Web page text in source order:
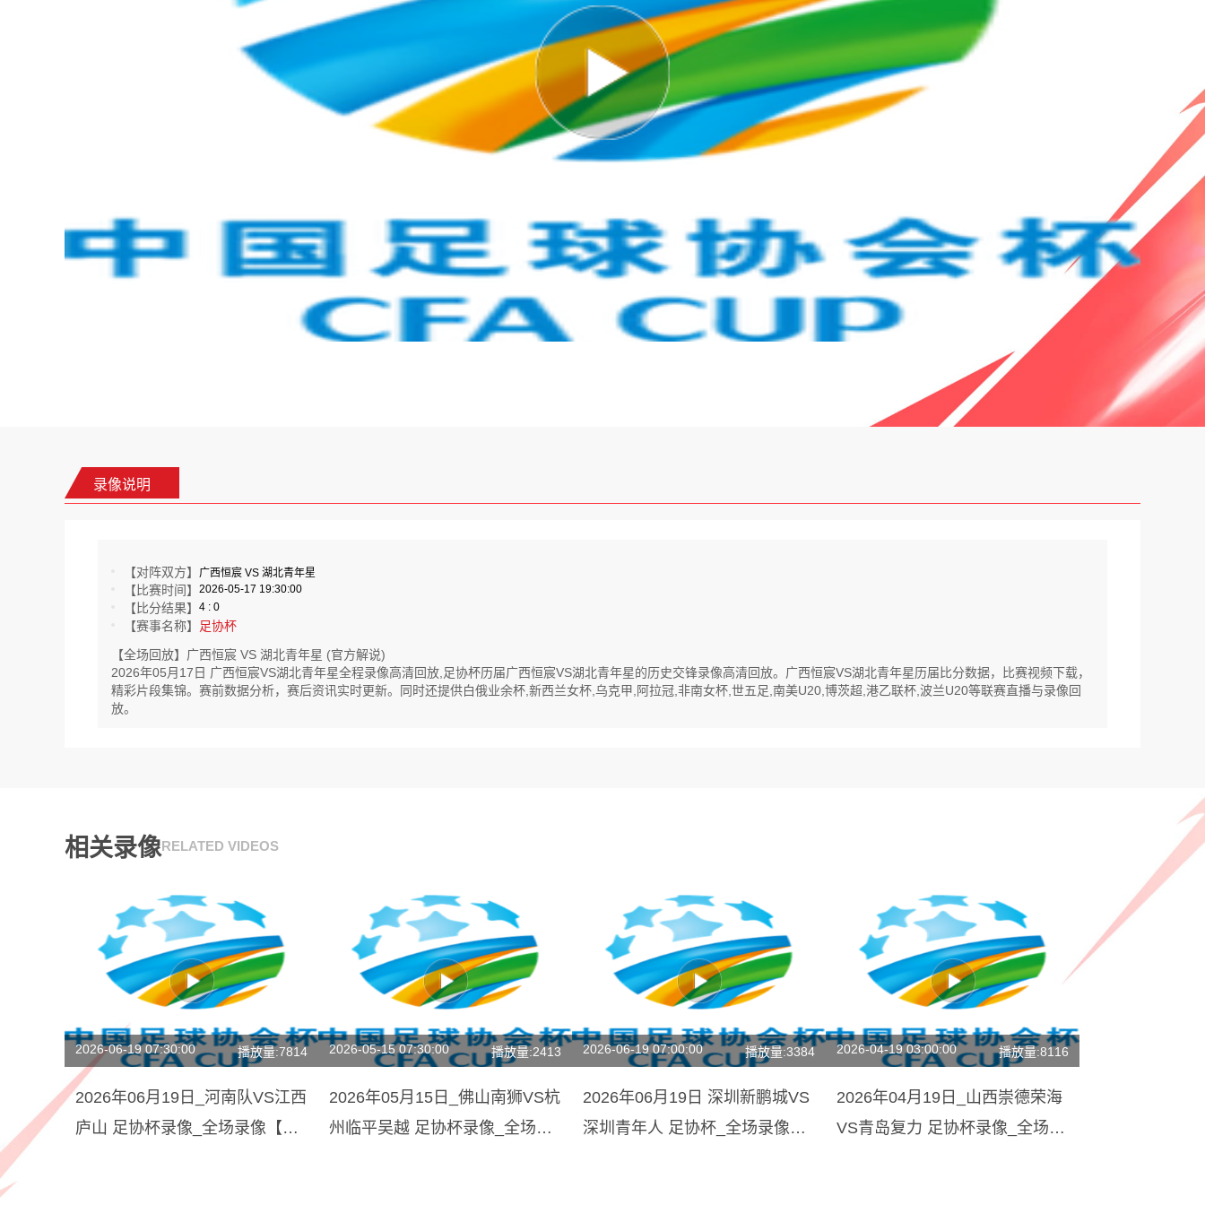
录像说明
【对阵双方】 广西恒宸 VS 湖北青年星
【比赛时间】 2026-05-17 19:30:00
【比分结果】 4 : 0
【赛事名称】
足协杯
【全场回放】广西恒宸 VS 湖北青年星 (官方解说)
2026年05月17日 广西恒宸VS湖北青年星全程录像高清回放,足协杯历届广西恒宸VS湖北青年星的历史交锋录像高清回放。广西恒宸VS湖北青年星历届比分数据，比赛视频下载，
精彩片段集锦。赛前数据分析，赛后资讯实时更新。同时还提供白俄业余杯,新西兰女杯,乌克甲,阿拉冠,非南女杯,世五足,南美U20,博茨超,港乙联杯,波兰U20等联赛直播与录像回
放。
相关录像RELATED VIDEOS
2026-06-19 07:30:00 播放量:7814
2026年06月19日_河南队VS江西
庐山 足协杯录像_全场录像【高
2026-05-15 07:30:00 播放量:2413
2026年05月15日_佛山南狮VS杭
州临平吴越 足协杯录像_全场录
2026-06-19 07:00:00 播放量:3384
2026年06月19日 深圳新鹏城VS
深圳青年人 足协杯_全场录像
2026-04-19 03:00:00 播放量:8116
2026年04月19日_山西崇德荣海
VS青岛复力 足协杯录像_全场录